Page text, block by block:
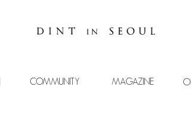
COMMUNITY MAGAZINE